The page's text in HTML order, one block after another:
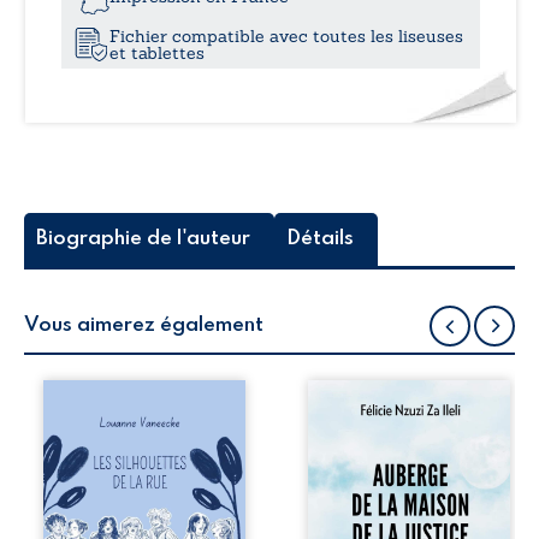
Fichier compatible avec toutes les liseuses
et tablettes
Biographie de l'auteur Détails
Vous aimerez également
la rue donne la
parole à six
personnages
ordinaires,
traversés par des
pensées, des
Auberge de la
récit-témoignage
consacré au
parcours
exemplaire de